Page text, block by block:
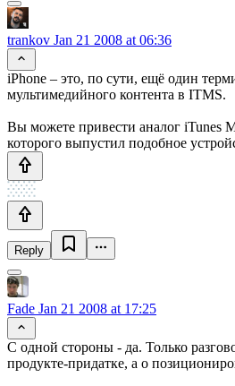
trankov Jan 21 2008 at 06:36
iPhone – это, по сути, ещё один
мультимедийного контента в ITMS.
Вы можете привести аналог iTunes
которого выпустил подобное
Reply
Fade Jan 21 2008 at 17:25
С одной стороны - да. Только
продукте-придатке, а о